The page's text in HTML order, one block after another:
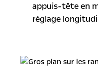
appuis-tête en
réglage